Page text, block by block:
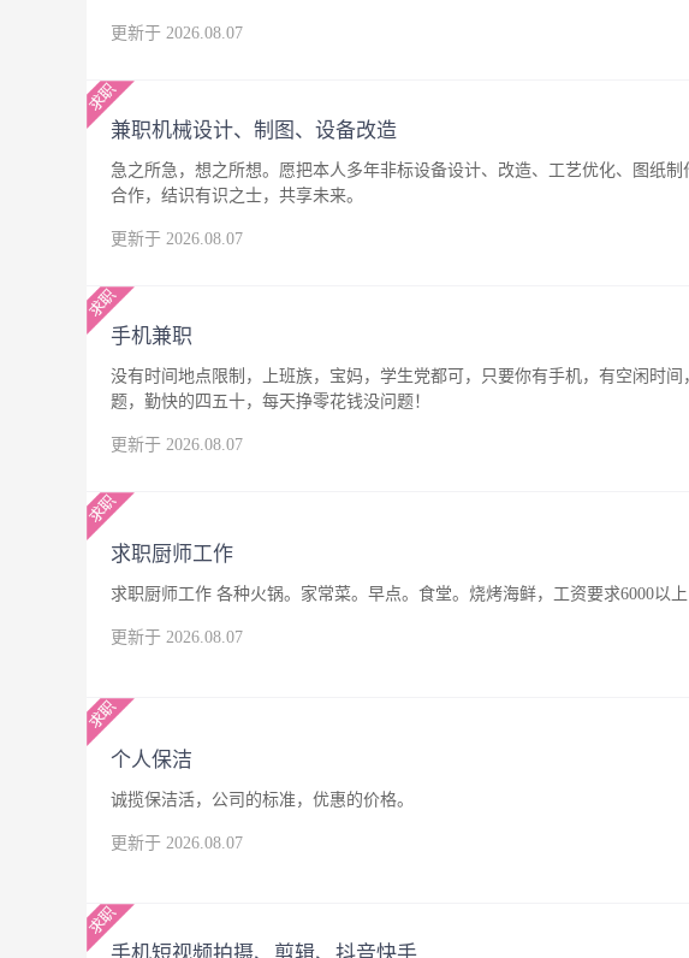
更新于 2026.08.07
兼职机械设计、制图、设备改造
急之所急，想之所想。愿把本人多年非标设备设计、改造、工艺优化、图纸
合作，结识有识之士，共享未来。
更新于 2026.08.07
手机兼职
没有时间地点限制，上班族，宝妈，学生党都可，只要你有手机，有空闲时
题，勤快的四五十，每天挣零花钱没问题！
更新于 2026.08.07
求职厨师工作
求职厨师工作 各种火锅。家常菜。早点。食堂。烧烤海鲜，工资要求6000以上
更新于 2026.08.07
个人保洁
诚揽保洁活，公司的标准，优惠的价格。
更新于 2026.08.07
手机短视频拍摄、剪辑、抖音快手